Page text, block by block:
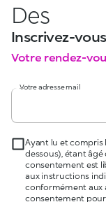
Des
Inscrivez-
Votre rendez-
Votre adresse mail
Ayant lu et compris
dessous), étant âgé
consentement est
aux instructions
conformément aux
consentement pour